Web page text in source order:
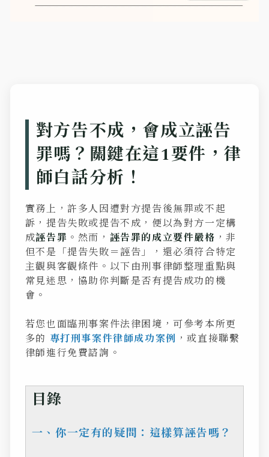
對方告不成，會成立誣告
罪嗎？關鍵在這1要件，律
師白話分析！
實務上，許多人因遭對方提告後無罪或不起
訴，提告失敗或提告不成，便以為對方一定構
成誣告罪 。然而， 誣告罪的成立要件嚴格 ，非
但不是「提告失敗＝誣告」，還必須符合特定
主觀與客觀條件。以下由刑事律師整理重點與
常見迷思，協助你判斷是否有提告成功的機
會。
若您也面臨刑事案件法律困境，可參考本所更
多的 專打刑事案件律師成功案例 ，或直接聯繫
律師進行免費諮詢。
目錄
一、你一定有的疑問：這樣算誣告嗎？